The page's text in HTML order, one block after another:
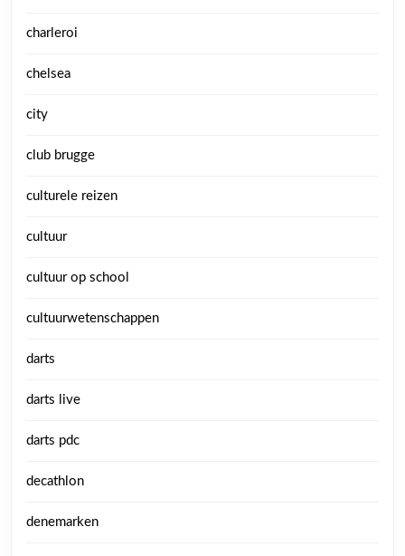
charleroi
chelsea
city
club brugge
culturele reizen
cultuur
cultuur op school
cultuurwetenschappen
darts
darts live
darts pdc
decathlon
denemarken